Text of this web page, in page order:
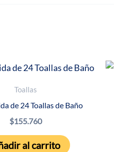
Toallas
de 24 Toallas de Baño
$155.760
al carrito